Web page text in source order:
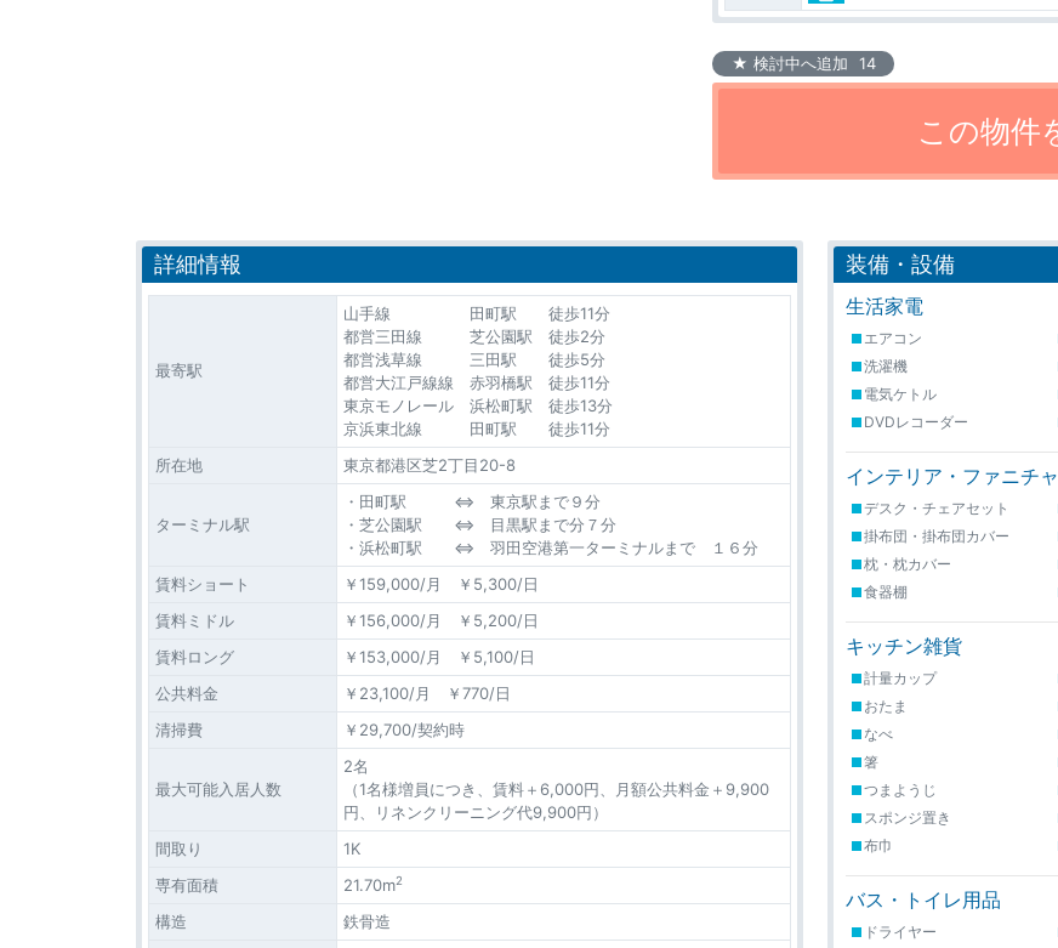
★ 検討中へ追加 14
詳細情報
最寄駅
山手線 田町駅 徒歩11分
都営三田線 芝公園駅 徒歩2分
都営浅草線 三田駅 徒歩5分
都営大江戸線線 赤羽橋駅 徒歩11分
東京モノレール 浜松町駅 徒歩13分
京浜東北線 田町駅 徒歩11分
所在地
東京都港区芝2丁目20-8
ターミナル駅
・田町駅 ⇔ 東京駅まで９分
・芝公園駅 ⇔ 目黒駅まで分７分
・浜松町駅 ⇔ 羽田空港第一ターミナルまで １６分
賃料ショート
￥159,000/月 ￥5,300/日
賃料ミドル
￥156,000/月 ￥5,200/日
賃料ロング
￥153,000/月 ￥5,100/日
公共料金
￥23,100/月 ￥770/日
清掃費
￥29,700/契約時
最大可能入居人数
2名
（1名様増員につき、賃料＋6,000円、月額公共料金＋9,900
円、リネンクリーニング代9,900円）
間取り
1K
専有面積
21.70m2
構造
鉄骨造
装備・設備
生活家電
エアコン
洗濯機
電気ケトル
DVDレコーダー
インテリア・ファニチャ
デスク・チェアセット
掛布団・掛布団カバー
枕・枕カバー
食器棚
キッチン雑貨
計量カップ
おたま
なべ
箸
つまようじ
スポンジ置き
布巾
バス・トイレ用品
ドライヤー